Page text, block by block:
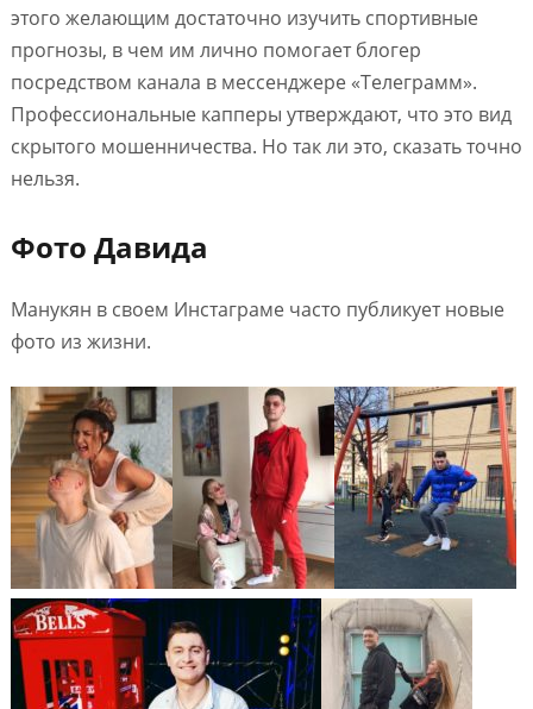
этого желающим достаточно изучить спортивные
прогнозы, в чем им лично помогает блогер
посредством канала в мессенджере «Телеграмм».
Профессиональные капперы утверждают, что это вид
скрытого мошенничества. Но так ли это, сказать точно
нельзя.
Фото Давида
Манукян в своем Инстаграме часто публикует новые
фото из жизни.